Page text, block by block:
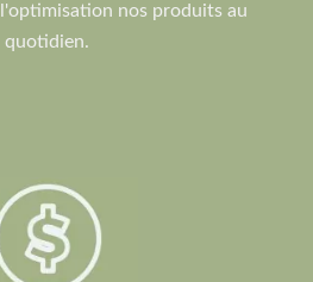
nos produits au
quotidien.